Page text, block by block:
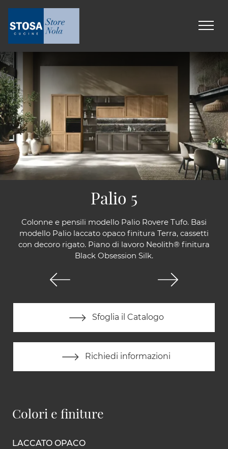
Colonne e pensili modello Palio Rovere Tufo. Basi
modello Palio laccato opaco finitura Terra, cassetti
con decoro rigato. Piano di lavoro Neolith® finitura
Black Obsession Silk.
Sfoglia il Catalogo
Richiedi informazioni
Palio 5
Colori e finiture
LACCATO OPACO